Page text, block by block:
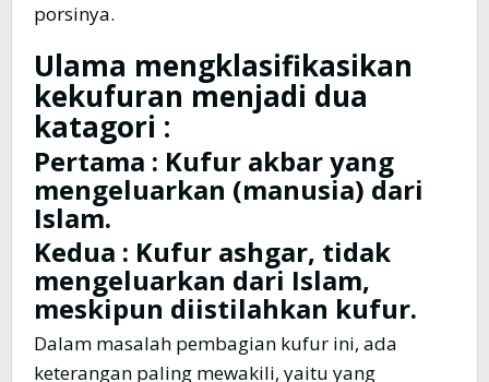
porsinya.
Ulama mengklasifikasikan
kekufuran menjadi dua
katagori :
Pertama : Kufur akbaryang
mengeluarkan (manusia) dari
Islam.
Kedua : Kufur ashgar, tidak
mengeluarkan dari Islam,
meskipun diistilahkan kufur.
Dalam masalah pembagian kufur ini, ada
keterangan paling mewakili, yaitu yang